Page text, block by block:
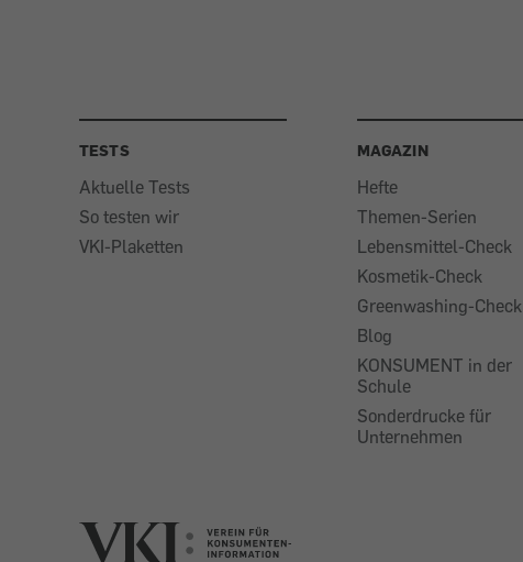
TESTS
Aktuelle Tests
So testen wir
VKI-Plaketten
MAGAZIN
Hefte
Themen-Serien
Lebensmittel-Check
Kosmetik-Check
Greenwashing-Check
Blog
KONSUMENT in der
Schule
Sonderdrucke für
Unternehmen